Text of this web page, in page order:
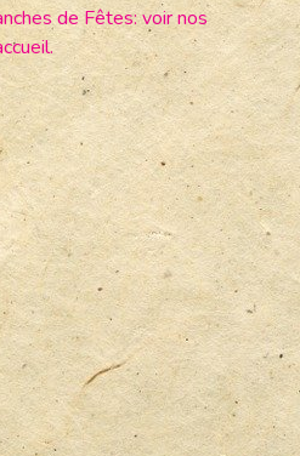
de Fêtes: voir nos